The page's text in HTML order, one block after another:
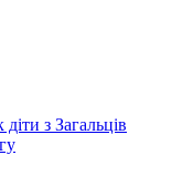
з Загальців